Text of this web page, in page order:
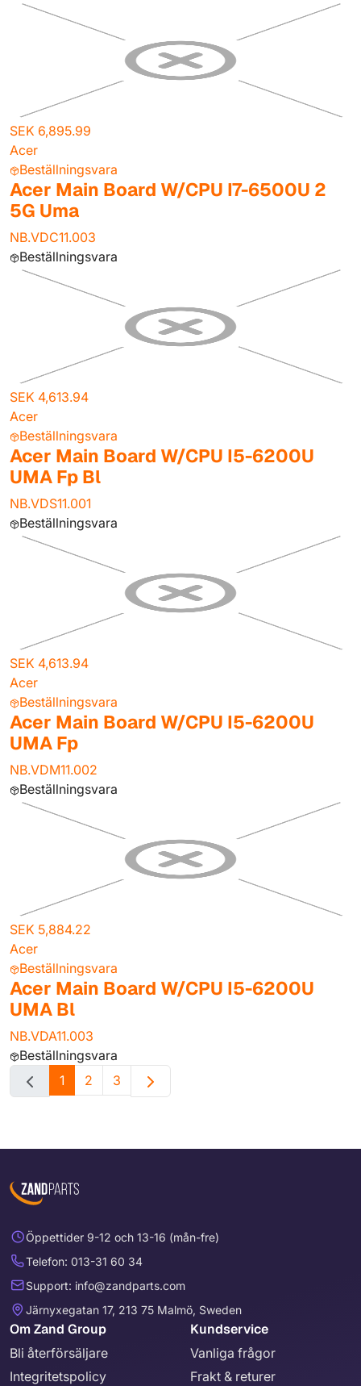
SEK 6,895.99
Acer
Beställningsvara
Acer Main Board W/CPU I7-6500U 2
5G Uma
NB.VDC11.003
Beställningsvara
SEK 4,613.94
Acer
Beställningsvara
Acer Main Board W/CPU I5-6200U
UMA Fp Bl
NB.VDS11.001
Beställningsvara
SEK 4,613.94
Acer
Beställningsvara
Acer Main Board W/CPU I5-6200U
UMA Fp
NB.VDM11.002
Beställningsvara
SEK 5,884.22
Acer
Beställningsvara
Acer Main Board W/CPU I5-6200U
UMA Bl
NB.VDA11.003
Beställningsvara
1
2 3
Öppettider 9-12 och 13-16 (mån-fre)
Telefon: 013-31 60 34
Support: info@zandparts.com
Järnyxegatan 17, 213 75 Malmö, Sweden
Om Zand Group
Bli återförsäljare
Integritetspolicy
Kundservice
Vanliga frågor
Frakt & returer